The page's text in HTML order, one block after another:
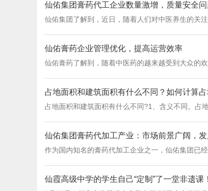
仙佑集团膏药代工企业数量激增，质量安全
仙佑集团了解到，近日，随着人们对中医养生的关
仙佑膏药企业管理优化，提高运营效率
仙佑膏药了解到，随着中医药的越来越受到大众的
占地面积和建筑面积有什么不同？如何计算
占地面积和建筑面积有什么不同?1、含义不同。占
仙佑集团膏药代加工产业：市场前景广阔，
作为国内知名的膏药代加工企业之一，仙佑集团已
仙霞高级中学的学生自己“定制”了一堂非遗课！